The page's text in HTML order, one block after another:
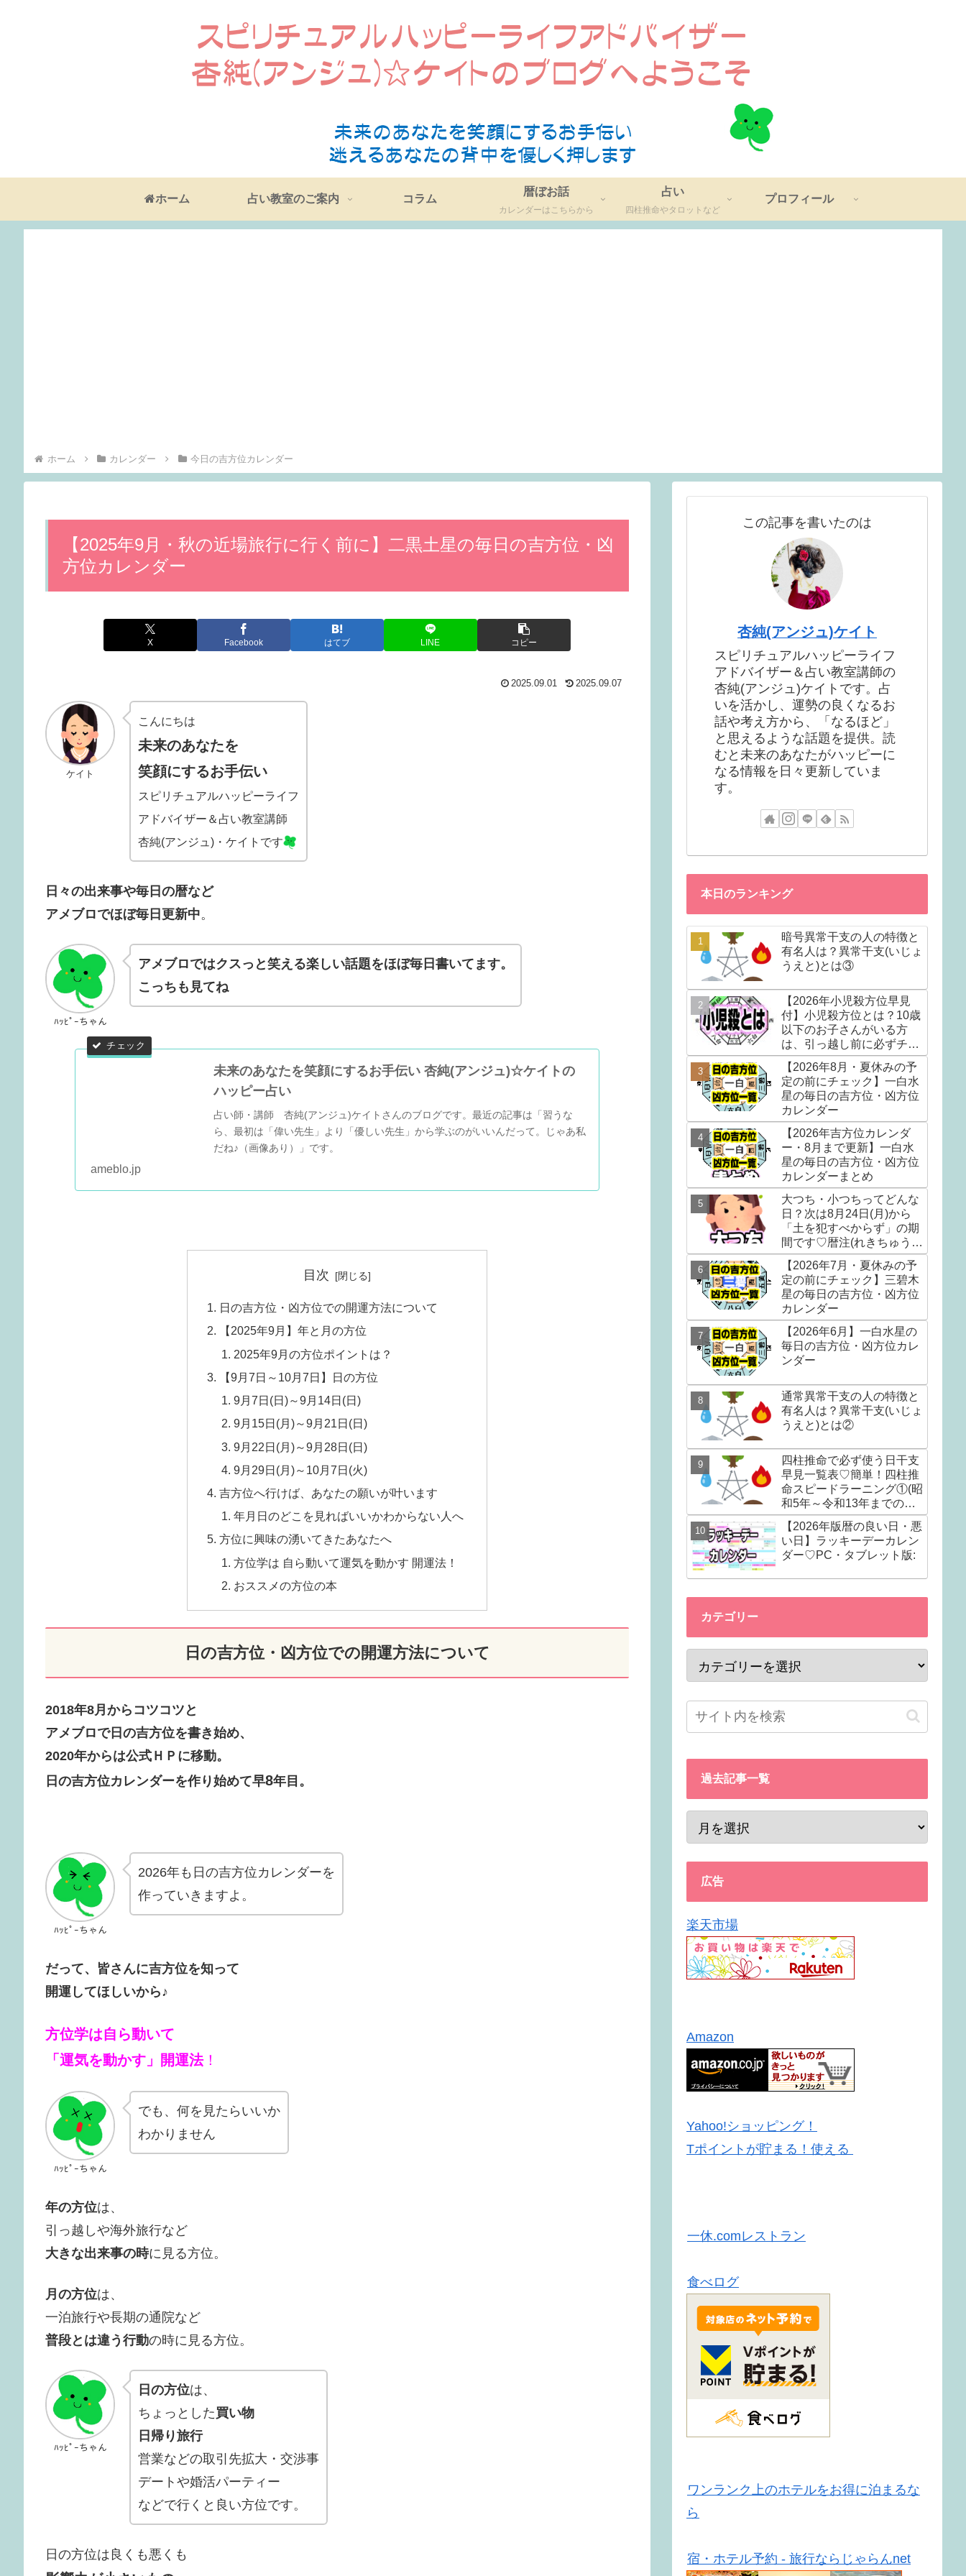
ホーム 占い教室のご案内 コラム
暦ぼお話
カレンダーはこちらから
占い
四柱推命やタロットなど
プロフィール
ホーム カレンダー 今日の吉方位カレンダー
【2025年9月・秋の近場旅行に行く前に】二黒土星の毎日の吉方位・凶
方位カレンダー
X Facebook はてブ LINE コピー
2025.09.01 2025.09.07
ケイト
こんにちは
未来のあなたを
笑顔にするお手伝い
スピリチュアルハッピーライフ
アドバイザー＆占い教室講師
杏純(アンジュ)・ケイトです
日々の出来事や毎日の暦など
アメブロでほぼ毎日更新中。
ﾊｯﾋﾟｰちゃん
アメブロではクスっと笑える楽しい話題をほぼ毎日書いてます。
こっちも見てね
未来のあなたを笑顔にするお手伝い 杏純(アンジュ)☆ケイトの
ハッピー占い
占い師・講師 杏純(アンジュ)ケイトさんのブログです。最近の記事は「習うな
ら、最初は「偉い先生」より「優しい先生」から学ぶのがいいんだって。じゃあ私
だね♪（画像あり）」です。
ameblo.jp
目次
日の吉方位・凶方位での開運方法について
【2025年9月】年と月の方位
2025年9月の方位ポイントは？
【9月7日～10月7日】日の方位
9月7日(日)～9月14日(日)
9月15日(月)～9月21日(日)
9月22日(月)～9月28日(日)
9月29日(月)～10月7日(火)
吉方位へ行けば、あなたの願いが叶います
年月日のどこを見ればいいかわからない人へ
方位に興味の湧いてきたあなたへ
方位学は 自ら動いて運気を動かす 開運法！
おススメの方位の本
日の吉方位・凶方位での開運方法について
2018年8月からコツコツと
アメブロで日の吉方位を書き始め、
2020年からは公式ＨＰに移動。
日の吉方位カレンダーを作り始めて早8年目。
ﾊｯﾋﾟｰちゃん
2026年も日の吉方位カレンダーを
作っていきますよ。
だって、皆さんに吉方位を知って
開運してほしいから♪
方位学は自ら動いて
「運気を動かす」開運法！
ﾊｯﾋﾟｰちゃん
でも、何を見たらいいか
わかりません
年の方位は、
引っ越しや海外旅行など
大きな出来事の時に見る方位。
月の方位は、
一泊旅行や長期の通院など
普段とは違う行動の時に見る方位。
ﾊｯﾋﾟｰちゃん
日の方位は、
ちょっとした買い物
日帰り旅行
営業などの取引先拡大・交渉事
デートや婚活パーティー
などで行くと良い方位です。
日の方位は良くも悪くも
この記事を書いたのは
杏純(アンジュ)ケイト
スピリチュアルハッピーライフ
アドバイザー＆占い教室講師の
杏純(アンジュ)ケイトです。占
いを活かし、運勢の良くなるお
話や考え方から、「なるほど」
と思えるような話題を提供。読
むと未来のあなたがハッピーに
なる情報を日々更新していま
す。
本日のランキング
暗号異常干支の人の特徴と
有名人は？異常干支(いじょ
うえと)とは③
【2026年小児殺方位早見
付】小児殺方位とは？10歳
以下のお子さんがいる方
は、引っ越し前に必ずチェ
ック！！
【2026年8月・夏休みの予
定の前にチェック】一白水
星の毎日の吉方位・凶方位
カレンダー
【2026年吉方位カレンダ
ー・8月まで更新】一白水
星の毎日の吉方位・凶方位
カレンダーまとめ
大つち・小つちってどんな
日？次は8月24日(月)から
「土を犯すべからず」の期
間です♡暦注(れきちゅう)
の選日編③
【2026年7月・夏休みの予
定の前にチェック】三碧木
星の毎日の吉方位・凶方位
カレンダー
【2026年6月】一白水星の
毎日の吉方位・凶方位カレ
ンダー
通常異常干支の人の特徴と
有名人は？異常干支(いじょ
うえと)とは②
四柱推命で必ず使う日干支
早見一覧表♡簡単！四柱推
命スピードラーニング①(昭
和5年～令和13年までの早
見表)
【2026年版暦の良い日・悪
い日】ラッキーデーカレン
ダー♡PC・タブレット版:
カテゴリー
過去記事一覧
広告
楽天市場
Amazon
Yahoo!ショッピング！
Tポイントが貯まる！使える
一休.comレストラン
食べログ
ワンランク上のホテルをお得に泊まるな
ら
宿・ホテル予約 - 旅行ならじゃらんnet